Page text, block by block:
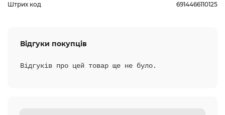
Штрих код 6914466110125
Відгуки покупців
Відгуків про цей товар ще не було.